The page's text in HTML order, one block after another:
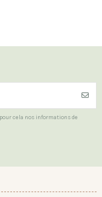
cela nos informations de